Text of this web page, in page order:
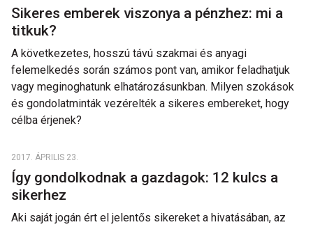
Sikeres emberek viszonya a pénzhez: mi a
titkuk?
A következetes, hosszú távú szakmai és anyagi
felemelkedés során számos pont van, amikor feladhatjuk
vagy meginoghatunk elhatározásunkban. Milyen szokások
és gondolatminták vezérelték a sikeres embereket, hogy
célba érjenek?
2017. ÁPRILIS 23.
Így gondolkodnak a gazdagok: 12 kulcs a
sikerhez
Aki saját jogán ért el jelentős sikereket a hivatásában, az